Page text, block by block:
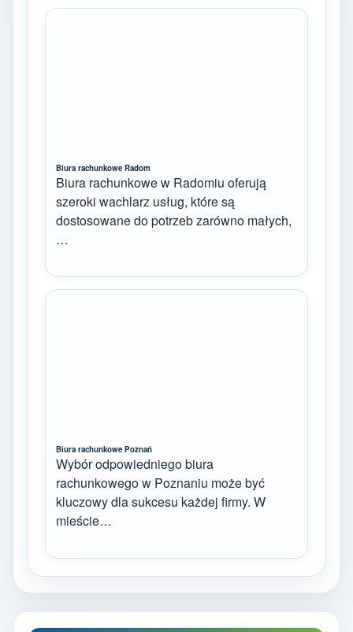
Biura rachunkowe Radom
Biura rachunkowe w Radomiu oferują
szeroki wachlarz usług, które są
dostosowane do potrzeb zarówno małych,
…
Biura rachunkowe Poznań
Wybór odpowiedniego biura
rachunkowego w Poznaniu może być
kluczowy dla sukcesu każdej firmy. W
mieście…